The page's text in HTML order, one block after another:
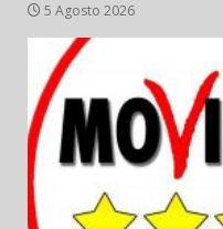
5 Agosto 2026